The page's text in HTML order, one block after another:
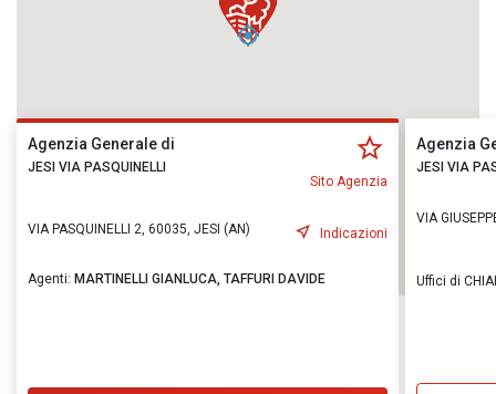
Agenzia Generale di
JESI VIA PASQUINELLI
Sito Agenzia
VIA PASQUINELLI 2, 60035, JESI (AN) Indicazioni
Agenti: MARTINELLI GIANLUCA, TAFFURI DAVIDE
Agenzia
JESI VIA
VIA
Uffici di